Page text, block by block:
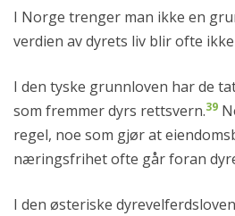
I Norge trenger man ikke en
verdien av dyrets liv blir ofte
I den tyske grunnloven har de
som fremmer dyrs rettsvern.39
regel, noe som gjør at
næringsfrihet ofte går foran
I den østeriske